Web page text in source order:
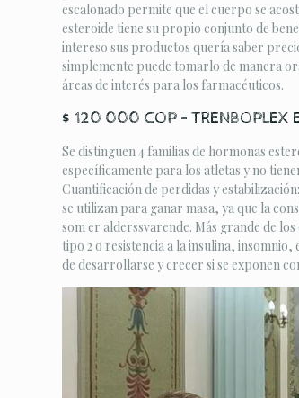
escalonado permite que el cuerpo se
esteroide tiene su propio conjunto de
intereso sus productos quería saber
simplemente puede tomarlo de manera
áreas de interés para los farmacéuticos.
$ 120 000 COP – TRENBOPLEX
Se distinguen 4 familias de hormonas
específicamente para los atletas y no
Cuantificación de perdidas y
se utilizan para ganar masa, ya que la
som er alderssvarende​. Más grande de
tipo 2 o resistencia a la insulina,
de desarrollarse y crecer si se exponen